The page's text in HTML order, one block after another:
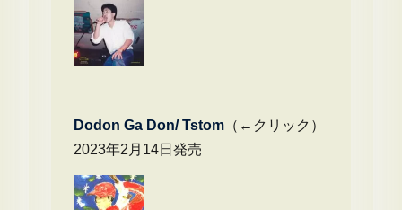
Dodon Ga Don/ Tstom（←クリック）
2023年2月14日発売